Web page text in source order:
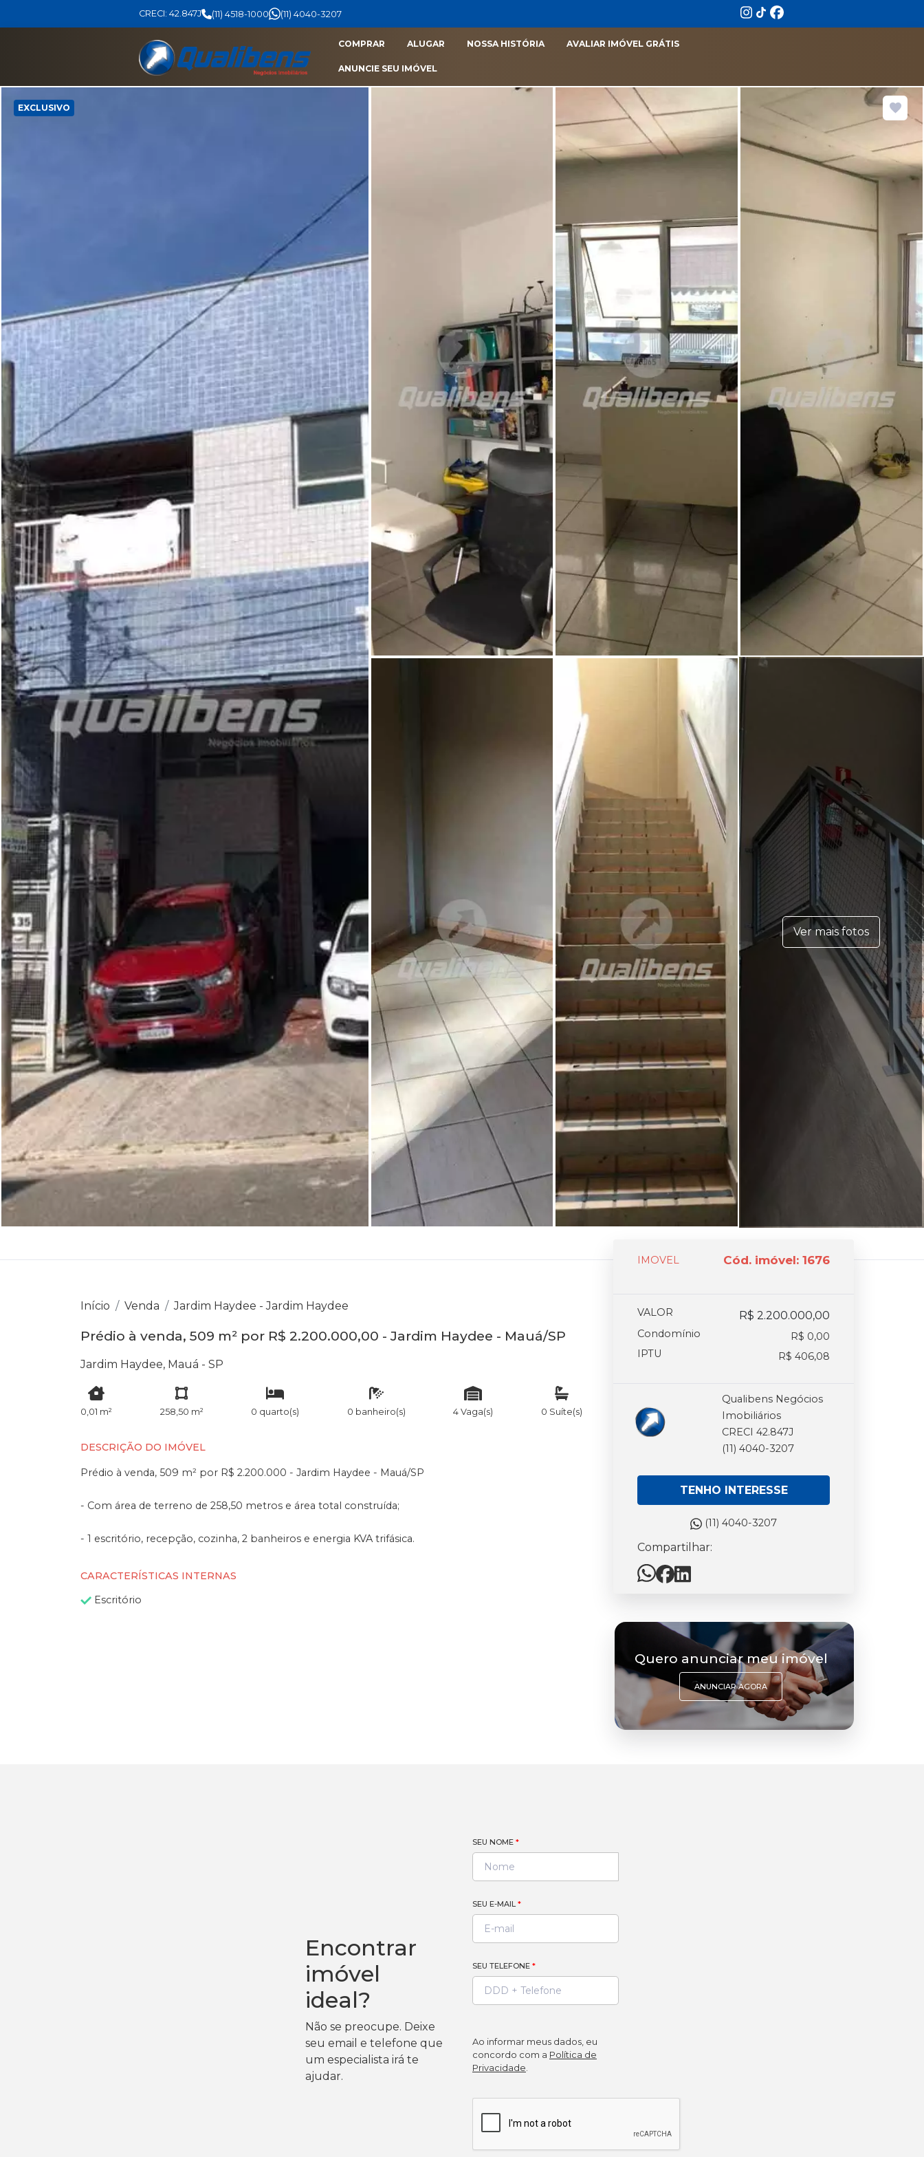
CRECI: 42.847J (11) 4518-1000 (11) 4040-3207
COMPRAR ALUGAR NOSSA HISTÓRIA AVALIAR IMÓVEL GRÁTIS
ANUNCIE SEU IMÓVEL
EXCLUSIVO
Ver mais fotos
Início Venda Jardim Haydee - Jardim Haydee
Prédio à venda, 509 m² por R$ 2.200.000,00 - Jardim Haydee - Mauá/SP
Jardim Haydee, Mauá - SP
0,01 m² 258,50 m² 0 quarto(s) 0 banheiro(s) 4 Vaga(s) 0 Suíte(s)
DESCRIÇÃO DO IMÓVEL
Prédio à venda, 509 m² por R$ 2.200.000 - Jardim Haydee - Mauá/SP
- Com área de terreno de 258,50 metros e área total construída;
- 1 escritório, recepção, cozinha, 2 banheiros e energia KVA trifásica.
CARACTERÍSTICAS INTERNAS
Escritório
IMOVEL Cód. imóvel: 1676
VALOR R$ 2.200.000,00
Condomínio
R$ 0,00
IPTU
R$ 406,08
Qualibens Negócios
Imobiliários
CRECI 42.847J
(11) 4040-3207
TENHO INTERESSE
(11) 4040-3207
Compartilhar:
Quero anunciar meu imóvel
ANUNCIAR AGORA
Encontrar
imóvel
ideal?
Não se preocupe. Deixe
seu email e telefone que
um especialista irá te
ajudar.
SEU NOME *
SEU E-MAIL *
SEU TELEFONE *
Ao informar meus dados, eu
concordo com a Política de
Privacidade.